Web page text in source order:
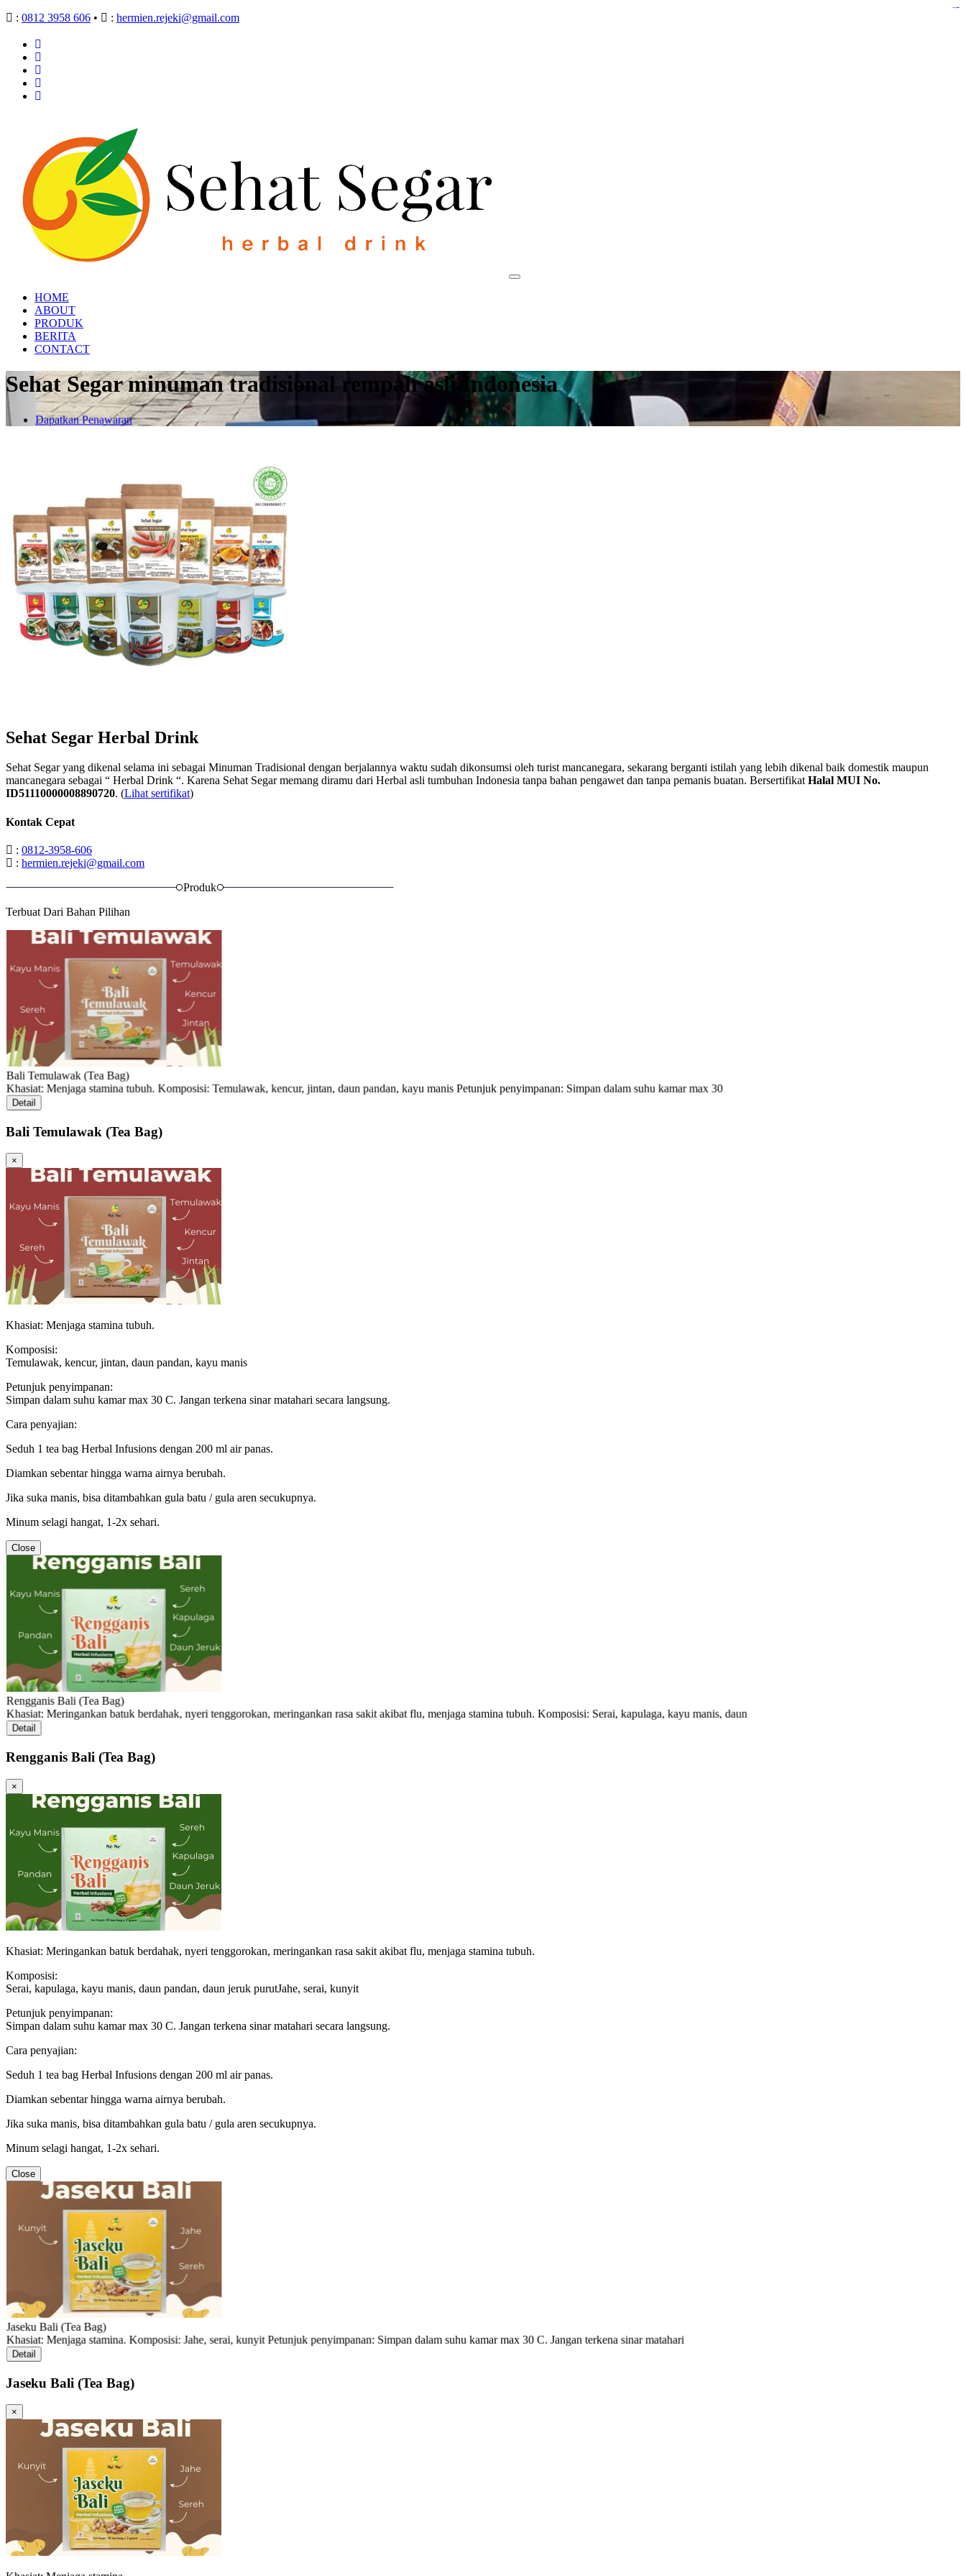
: 0812 3958 606 • : hermien.rejeki@gmail.com
HOME
ABOUT
PRODUK
BERITA
CONTACT
Sehat Segar minuman tradisional rempah asli Indonesia
Dapatkan Penawaran
Sehat Segar Herbal Drink
Sehat Segar yang dikenal selama ini sebagai Minuman Tradisional dengan berjalannya waktu sudah dikonsumsi oleh turist mancanegara, sekarang berganti istilah yang lebih dikenal baik domestik maupun
mancanegara sebagai “ Herbal Drink “. Karena Sehat Segar memang diramu dari Herbal asli tumbuhan Indonesia tanpa bahan pengawet dan tanpa pemanis buatan. BersertifikatHalal MUI No.
ID51110000008890720. (Lihat sertifikat)
Kontak Cepat
: 0812-3958-606
: hermien.rejeki@gmail.com
Produk
Terbuat Dari Bahan Pilihan
Bali Temulawak (Tea Bag)
Khasiat: Menjaga stamina tubuh. Komposisi: Temulawak, kencur, jintan, daun pandan, kayu manis Petunjuk penyimpanan: Simpan dalam suhu kamar max 30
Detail
Bali Temulawak (Tea Bag)
×
Khasiat: Menjaga stamina tubuh.
Komposisi:
Temulawak, kencur, jintan, daun pandan, kayu manis
Petunjuk penyimpanan:
Simpan dalam suhu kamar max 30 C. Jangan terkena sinar matahari secara langsung.
Cara penyajian:
Seduh 1 tea bag Herbal Infusions dengan 200 ml air panas.
Diamkan sebentar hingga warna airnya berubah.
Jika suka manis, bisa ditambahkan gula batu / gula aren secukupnya.
Minum selagi hangat, 1-2x sehari.
Close
Rengganis Bali (Tea Bag)
Khasiat: Meringankan batuk berdahak, nyeri tenggorokan, meringankan rasa sakit akibat flu, menjaga stamina tubuh. Komposisi: Serai, kapulaga, kayu manis, daun
Detail
Rengganis Bali (Tea Bag)
×
Khasiat: Meringankan batuk berdahak, nyeri tenggorokan, meringankan rasa sakit akibat flu, menjaga stamina tubuh.
Komposisi:
Serai, kapulaga, kayu manis, daun pandan, daun jeruk purutJahe, serai, kunyit
Petunjuk penyimpanan:
Simpan dalam suhu kamar max 30 C. Jangan terkena sinar matahari secara langsung.
Cara penyajian:
Seduh 1 tea bag Herbal Infusions dengan 200 ml air panas.
Diamkan sebentar hingga warna airnya berubah.
Jika suka manis, bisa ditambahkan gula batu / gula aren secukupnya.
Minum selagi hangat, 1-2x sehari.
Close
Jaseku Bali (Tea Bag)
Khasiat: Menjaga stamina. Komposisi: Jahe, serai, kunyit Petunjuk penyimpanan: Simpan dalam suhu kamar max 30 C. Jangan terkena sinar matahari
Detail
Jaseku Bali (Tea Bag)
×